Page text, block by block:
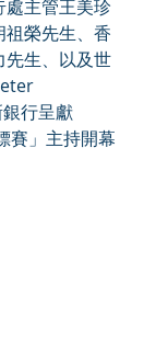
主管王美珍
榮先生、香
先生、以及世
行呈獻
賽」主持開幕